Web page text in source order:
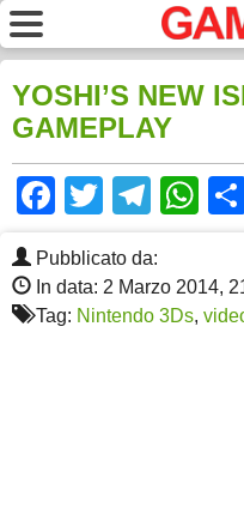
YOSHI’S NEW
GAMEPLAY
Facebook
Twitter
Pubblicato da:
In data: 2 Marzo 2014,
Tag: Nintendo 3Ds,